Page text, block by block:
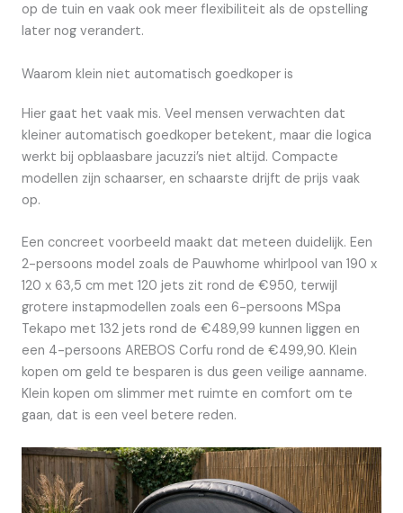
op de tuin en vaak ook meer flexibiliteit als de opstelling
later nog verandert.
Waarom klein niet automatisch goedkoper is
Hier gaat het vaak mis. Veel mensen verwachten dat
kleiner automatisch goedkoper betekent, maar die logica
werkt bij opblaasbare jacuzzi’s niet altijd. Compacte
modellen zijn schaarser, en schaarste drijft de prijs vaak
op.
Een concreet voorbeeld maakt dat meteen duidelijk. Een
2-persoons model zoals de Pauwhome whirlpool van 190 x
120 x 63,5 cm met 120 jets zit rond de €950, terwijl
grotere instapmodellen zoals een 6-persoons MSpa
Tekapo met 132 jets rond de €489,99 kunnen liggen en
een 4-persoons AREBOS Corfu rond de €499,90. Klein
kopen om geld te besparen is dus geen veilige aanname.
Klein kopen om slimmer met ruimte en comfort om te
gaan, dat is een veel betere reden.